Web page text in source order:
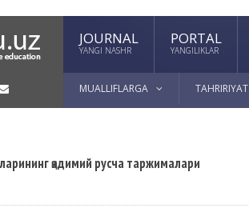
JOURNAL
YANGI NASHR
PORTAL
YANGILIKLAR
MUALLIFLARGA TAHRIRIYAT
қадимий русча таржималари